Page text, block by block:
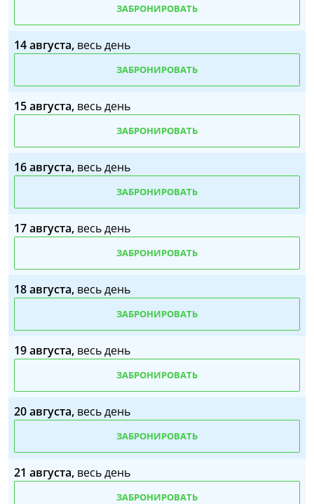
ЗАБРОНИРОВАТЬ
14 августа, весь день
ЗАБРОНИРОВАТЬ
15 августа, весь день
ЗАБРОНИРОВАТЬ
16 августа, весь день
ЗАБРОНИРОВАТЬ
17 августа, весь день
ЗАБРОНИРОВАТЬ
18 августа, весь день
ЗАБРОНИРОВАТЬ
19 августа, весь день
ЗАБРОНИРОВАТЬ
20 августа, весь день
ЗАБРОНИРОВАТЬ
21 августа, весь день
ЗАБРОНИРОВАТЬ